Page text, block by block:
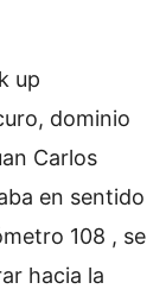
up
dominio
Carlos
en sentido
108 , se
hacia la